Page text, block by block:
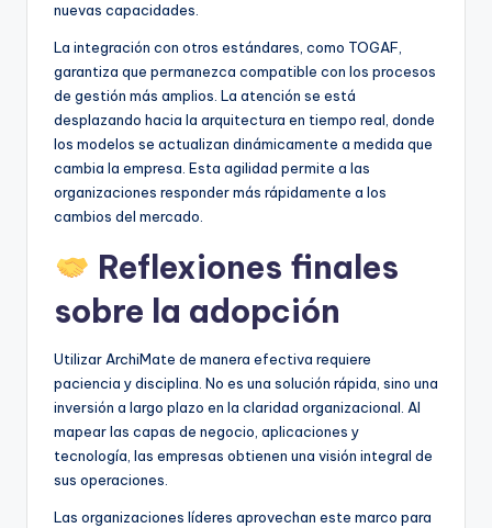
nuevas capacidades.
La integración con otros estándares, como TOGAF,
garantiza que permanezca compatible con los procesos
de gestión más amplios. La atención se está
desplazando hacia la arquitectura en tiempo real, donde
los modelos se actualizan dinámicamente a medida que
cambia la empresa. Esta agilidad permite a las
organizaciones responder más rápidamente a los
cambios del mercado.
Reflexiones finales
sobre la adopción
Utilizar ArchiMate de manera efectiva requiere
paciencia y disciplina. No es una solución rápida, sino una
inversión a largo plazo en la claridad organizacional. Al
mapear las capas de negocio, aplicaciones y
tecnología, las empresas obtienen una visión integral de
sus operaciones.
Las organizaciones líderes aprovechan este marco para